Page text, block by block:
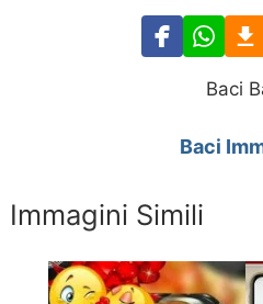
Baci
Baci
Immagini Simili